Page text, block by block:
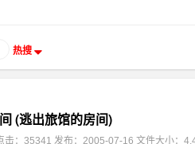
热搜
(逃出旅馆的房间)
击：35341 发布：2005-07-16 文件大小：